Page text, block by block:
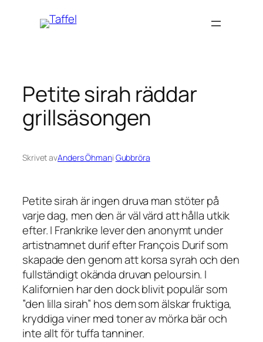
Petite sirah räddar
grillsäsongen
Skrivet avAnders Öhmani Gubbröra
Petite sirahär ingen druva man stöter på
varje dag, men den är väl värd att hålla utkik
efter. I Frankrike lever den anonymt under
artistnamnetdurifefter François Durif som
skapade den genom att korsa syrah och den
fullständigt okända druvan peloursin. I
Kalifornien har den dock blivit populär som
”den lilla sirah” hos dem som älskar fruktiga,
kryddiga viner med toner av mörka bär och
inte allt för tuffa tanniner.